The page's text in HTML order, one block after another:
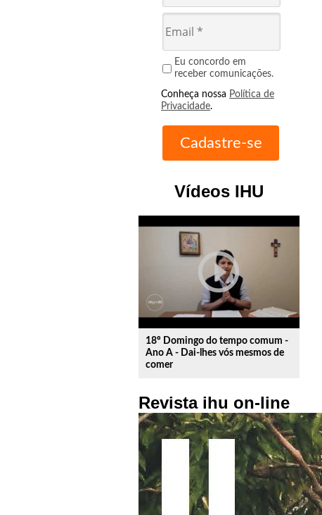
Eu concordo em
receber comunicações.
Conheça nossa Política de
Privacidade.
Vídeos IHU
play_circle_outline
18º Domingo do tempo comum -
Ano A - Dai-lhes vós mesmos de
comer
Revista ihu on-line